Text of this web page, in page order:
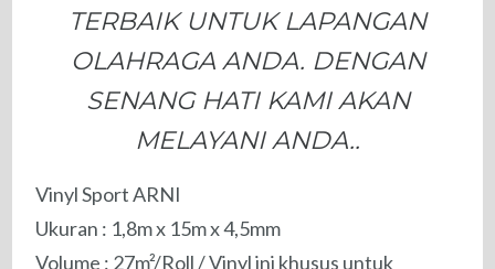
TERBAIK UNTUK LAPANGAN
OLAHRAGA ANDA. DENGAN
SENANG HATI KAMI AKAN
MELAYANI ANDA..
Vinyl Sport ARNI
Ukuran : 1,8m x 15m x 4,5mm
Volume : 27m²/Roll / Vinyl ini khusus untuk